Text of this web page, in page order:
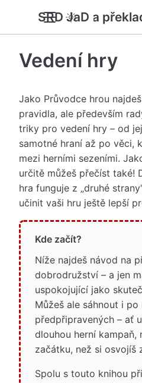
Vedení hry
Jako Průvodce hrou
pravidla, ale především
triky pro vedení hry – od
samotné hraní až po věci,
mezi herními sezeními.
určitě můžeš přečíst také!
hra funguje z „druhé
učinit vaši hru ještě lepší
Kde začít?
Níže najdeš návod na
dobrodružství – a jen
uspokojující jako
Můžeš ale sáhnout i
předpřipravených – ať
dlouhou herní kampaň,
začátku, než si osvojíš
Spolu s touto knihou